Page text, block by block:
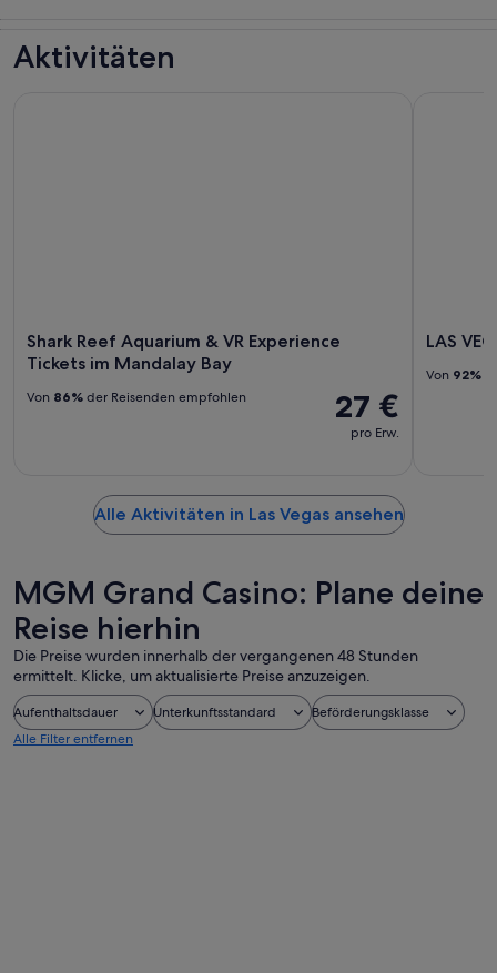
Aktivitäten
Shark Reef Aquarium & VR Experience
Tickets im Mandalay Bay
27 €
pro Erw.
Von 86% der Reisenden empfohlen
LAS
Von 92%
Alle Aktivitäten in Las Vegas ansehen
MGM Grand Casino: Plane deine
Reise hierhin
Die Preise wurden innerhalb der vergangenen 48 Stunden
ermittelt. Klicke, um aktualisierte Preise anzuzeigen.
Aufenthaltsdauer Unterkunftsstandard
Beförderungsklasse
Alle Filter entfernen